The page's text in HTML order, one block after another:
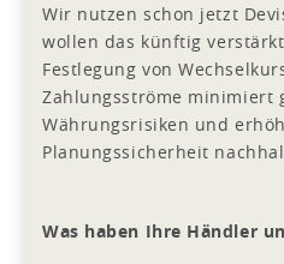
Wir nutzen schon jetzt
wollen das künftig
Festlegung von
Zahlungsströme minimiert
Währungsrisiken und
Planungssicherheit
Was haben Ihre Händler